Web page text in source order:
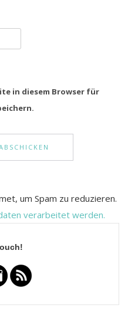
in diesem Browser für
um Spam zu reduzieren.
verarbeitet werden.